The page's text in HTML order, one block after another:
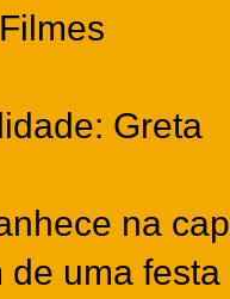
Greta
na
de uma